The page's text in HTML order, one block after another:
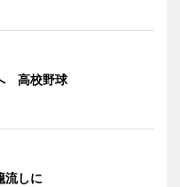
高校野球
流しに